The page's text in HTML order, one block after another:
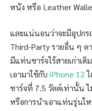
หนัง หรือ Leather
และแน่นอนว่าจะมีอุปกร
Third-Party รายอื่น ๆ
มีแท่นชาร์จไร้สายเก่าเ
เอามาใช้กับ iPhone 12
ชาร์จที่ 7.5 วัตต์เท่านั้น
หรือการนำเอาแท่นรุ่นใ